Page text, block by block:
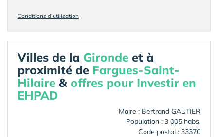
Conditions d'utilisation
Villes de la Gironde et à
proximité de Fargues-Saint-
Hilaire & offres pour Investir en
EHPAD
Maire : Bertrand GAUTIER
Population : 3 005 habs.
Code postal : 33370